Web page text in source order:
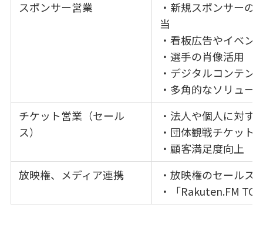
スポンサー営業
・新規スポンサーの
当
・看板広告やイベン
・選手の肖像活用
・デジタルコンテン
・多角的なソリュー
チケット営業（セール
ス）
・法人や個人に対す
・団体観戦チケット
・顧客満足度向上
放映権、メディア連携
・放映権のセールス
・「Rakuten.FM